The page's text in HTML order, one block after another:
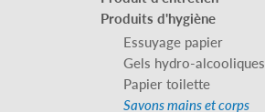
Produits d'hygiène
Essuyage papier
Gels hydro-alcooliques
Papier toilette
Savons mains et corps